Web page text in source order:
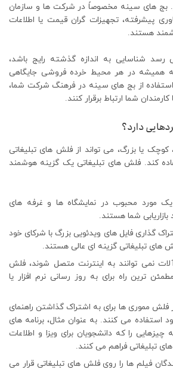
بج های سینه مخصوصاً در شرکت ‌ها و سازمان
پیشرفته، تجهیزات گران قیمت یا اطلاعات
هستند.
شناسایی به اندازه گذشته رایج باشد،
همیشه در هر محیط خرده فروشی جایگاهی
از بج های سینه در فرهنگ شرکت شما،
شما ارتباط برقرار کنند.
دارد؟
یا بزرگ، می تواند از فلش های تبلیغاتی
کند. فلش های تبلیغاتی یک گزینه هوشمند
مورد محبوب در نمایشگاه ها و غرفه های
بازاریابی شما هستند.
گذاری فایل های ویدئویی بزرگ با شرکای خود
های تبلیغاتی گزینه ای عالی هستند.
نمی توانند به اینترنت متصل شوند، فلش
ترین راه برای به روز رسانی نرم افزار یا
فلش مموری ها برای به اشتراک گذاشتن راهنمای
استفاده می کنند. به عنوان مثال، برنامه ‌های
چیزهایی را که دانشجویان برای ویزا و اطلاعات
تبلیغاتی فراهم می ‌کنند.
فیلم ‌ها را روی فلش های تبلیغاتی قرار می‌